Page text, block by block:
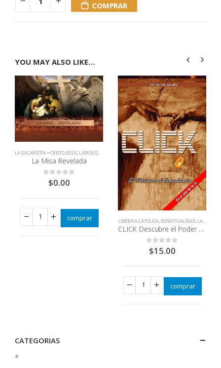
COMPRAR
YOU MAY ALSO LIKE…
LA EUCARISTÍA = CRISTO JESÚS, LIBROS QUE CAMBIAN VIDAS
La Misa Revelada
out of 5
$0.00
comprar LIBRERIA CATOLICA, ESPIRITUALIDAD, LA EUCARISTÍA = CRISTO JESÚS
CLICK Descubre el Poder de la santa Misa
out of 5
$15.00
comprar
CATEGORIAS
*